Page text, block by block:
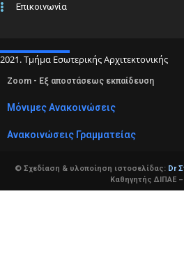
Επικοινωνία
2021. Τμήμα Εσωτερικής Αρχιτεκτονικής
Zoom - Εξ αποστάσεως εκπαίδευση
Μόνιμες Ανακοινώσεις
Ανακοινώσεις Γραμματείας
© Σχεδίαση & υλοποίηση ιστοσελίδας: Dr
Καθηγητής ΔΙΠΑΕ –